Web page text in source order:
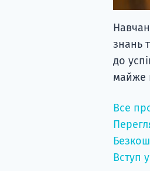
знань
до
майже
Все
Вступ